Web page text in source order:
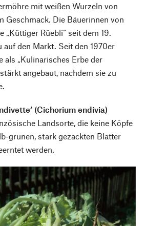
mit weißen Wurzeln von
Geschmack. Die Bäuerinnen von
„Küttiger Rüebli“ seit dem 19.
auf den Markt. Seit den 1970er
als „Kulinarisches Erbe der
angebaut, nachdem sie zu
(Cichorium endivia)
Landsorte, die keine Köpfe
grünen, stark gezackten Blätter
werden.
Nach oben